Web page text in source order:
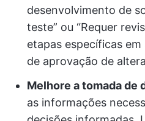
desenvolvimento de
teste” ou “Requer
etapas específicas
de aprovação de
Melhore a tomada de
as informações